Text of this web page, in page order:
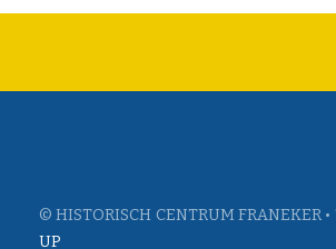
© HISTORISCH CENTRUM FRANEKER
UP